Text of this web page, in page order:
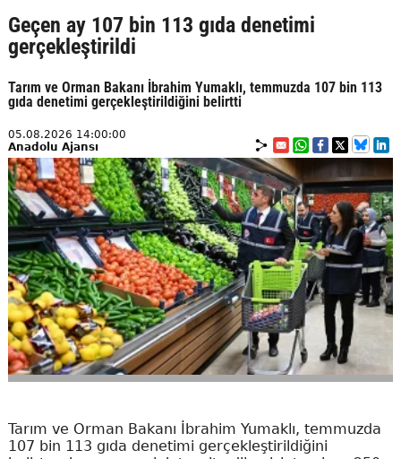
Geçen ay 107 bin 113 gıda denetimi
gerçekleştirildi
Tarım ve Orman Bakanı İbrahim Yumaklı, temmuzda 107 bin 113
gıda denetimi gerçekleştirildiğini belirtti
05.08.2026 14:00:00
Anadolu Ajansı
Tarım ve Orman Bakanı İbrahim Yumaklı, temmuzda
107 bin 113 gıda denetimi gerçekleştirildiğini